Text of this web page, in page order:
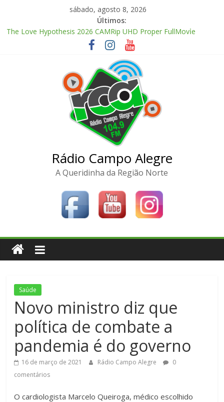
sábado, agosto 8, 2026
Últimos:
The Love Hypothesis 2026 CAMRip UHD Proper FullMov𝗂e
FL Studio 21 Portable + License Key Windows 11 (x32x64) no
Adobe Premiere Pro CC 2022 Crack only All Versions (x32-x64)
Kanojo no Tomodachi 2026 CAMRip Full HD Complete YIFY
Office 2024 Volume License 2026 Updated Torrent Dow𝚗l𝚘аd
Rádio Campo Alegre
A Queridinha da Região Norte
Saúde
Novo ministro diz que
política de combate a
pandemia é do governo
16 de março de 2021 Rádio Campo Alegre
0
comentários
O cardiologista Marcelo Queiroga, médico escolhido